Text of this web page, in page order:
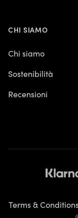
CHI SIAMO
Chi siamo
Sostenibilità
Recensioni
Terms &